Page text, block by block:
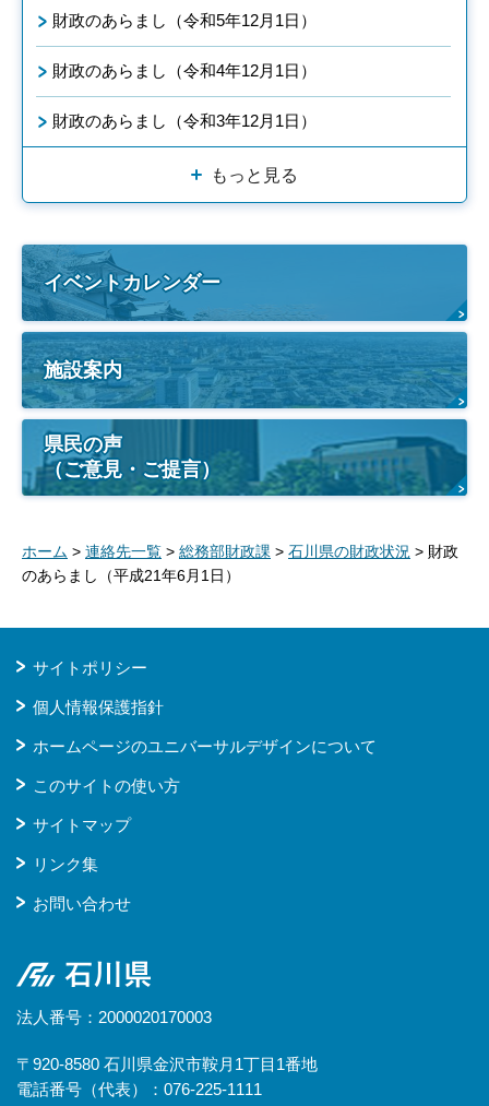
財政のあらまし（令和5年12月1日）
財政のあらまし（令和4年12月1日）
財政のあらまし（令和3年12月1日）
もっと見る
イベントカレンダー
施設案内
県民の声
（ご意見・ご提言）
ホーム > 連絡先一覧 > 総務部財政課 > 石川県の財政状況 > 財政
のあらまし（平成21年6月1日）
サイトポリシー
個人情報保護指針
ホームページのユニバーサルデザインについて
このサイトの使い方
サイトマップ
リンク集
お問い合わせ
石川県
法人番号：2000020170003
〒920-8580 石川県金沢市鞍月1丁目1番地
電話番号（代表）：076-225-1111